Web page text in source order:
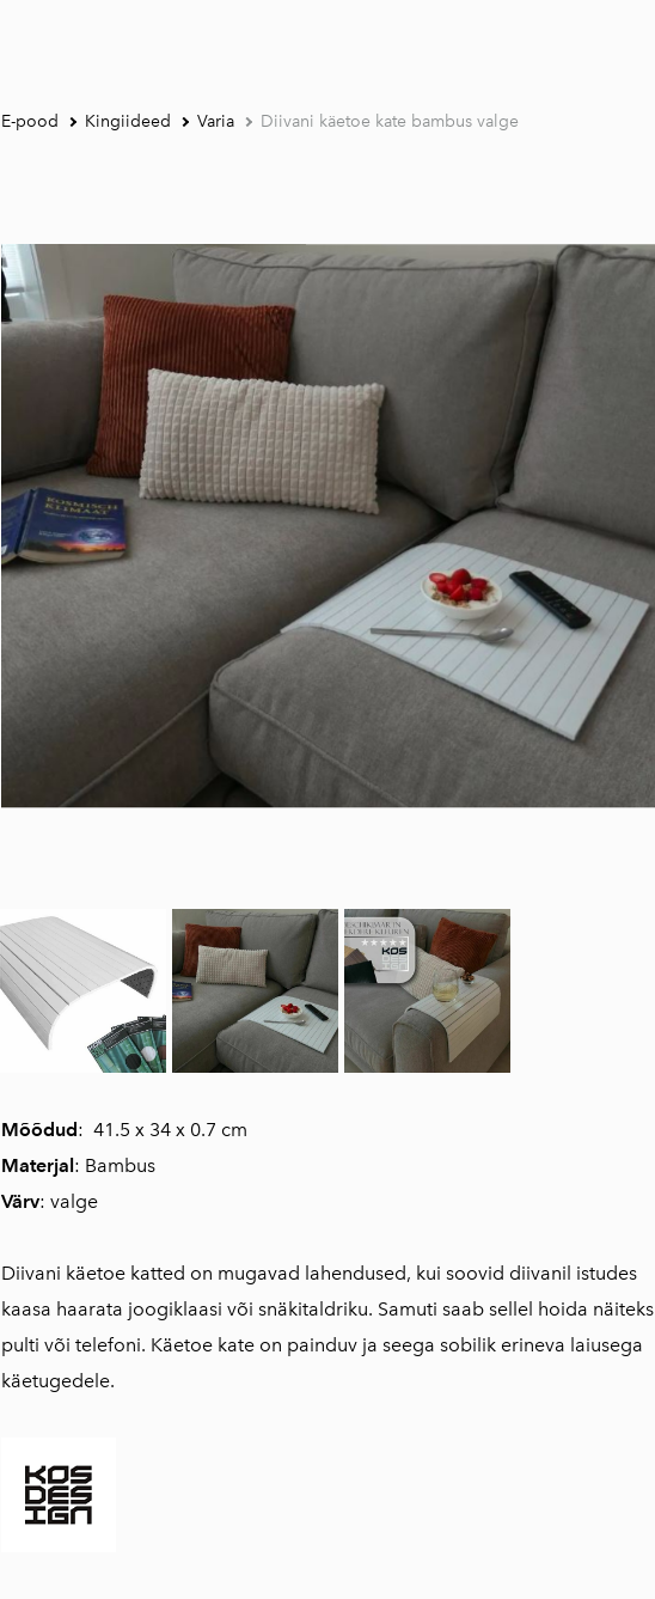
E-pood Kingiideed Varia Diivani käetoe kate bambus valge
Mõõdud: 41.5 x 34 x 0.7 cm
Materjal : Bambus
Värv: valge
Diivani käetoe katted on mugavad lahendused, kui soovid diivanil istudes
kaasa haarata joogiklaasi või snäkitaldriku. Samuti saab sellel hoida näiteks
pulti või telefoni. Käetoe kate on painduv ja seega sobilik erineva laiusega
käetugedele.